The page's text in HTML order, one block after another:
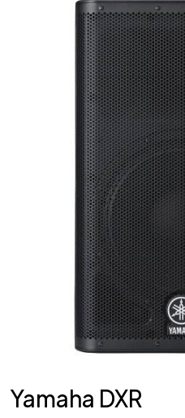
Yamaha DXR